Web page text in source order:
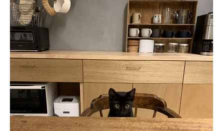
About
会社概要
お問い合わせ